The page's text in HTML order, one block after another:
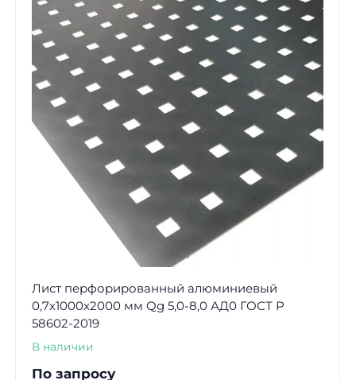
Лист перфорированный алюминиевый
0,7х1000х2000 мм Qg 5,0-8,0 АД0 ГОСТ Р
58602-2019
В наличии
По запросу